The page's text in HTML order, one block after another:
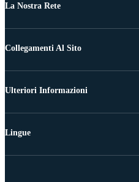
La Nostra Rete
Collegamenti Al Sito
Ulteriori Informazioni
Lingue